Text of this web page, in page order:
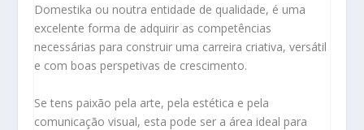
Domestika ou noutra entidade de qualidade, é uma
excelente forma de adquirir as competências
necessárias para construir uma carreira criativa, versátil
e com boas perspetivas de crescimento.
Se tens paixão pela arte, pela estética e pela
comunicação visual, esta pode ser a área ideal para